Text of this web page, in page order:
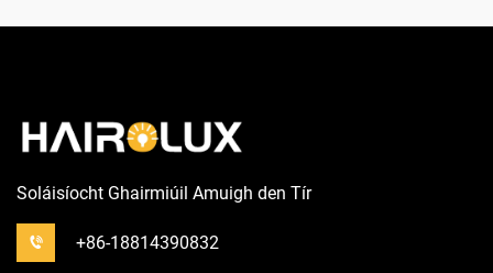
Soláisíocht Ghairmiúil Amuigh den Tír
+86-18814390832